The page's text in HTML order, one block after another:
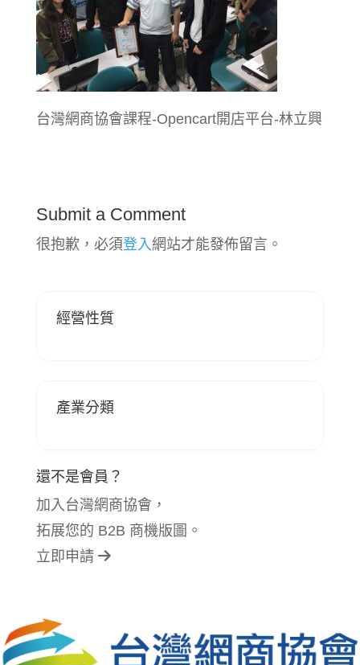
台灣網商協會課程-Opencart開店平台-林立興
Submit a Comment
很抱歉，必須登入 網站才能發佈留言。
經營性質
產業分類
還不是會員？
加入台灣網商協會，
拓展您的 B2B 商機版圖。
立即申請